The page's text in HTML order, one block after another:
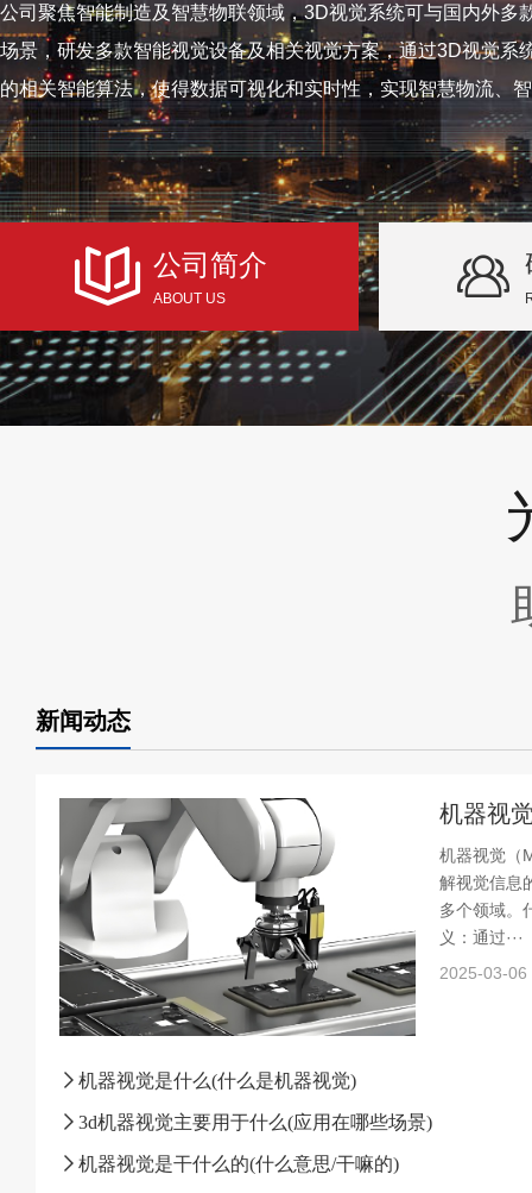
公司聚焦智能制造及智慧物联领域，3D视觉系统可与国内外
场景，研发多款智能视觉设备及相关视觉方案，通过3D视觉
的相关智能算法，使得数据可视化和实时性，实现智慧物流、
公司简介
ABOUT US
新闻动态
机器视
机器视觉（
解视觉信息
多个领域。
义：通过···
2025-03-06
机器视觉是什么(什么是机器视觉)
3d机器视觉主要用于什么(应用在哪些场景)
机器视觉是干什么的(什么意思/干嘛的)